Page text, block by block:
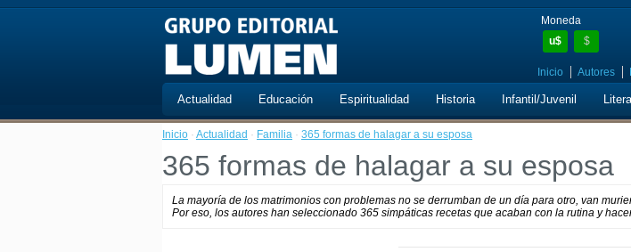
Moneda
u$
$
Inicio Autores
Actualidad Educación Espiritualidad Historia Infantil/Juvenil
Inicio · Actualidad · Familia · 365 formas de halagar a su esposa
365 formas de halagar a su esposa
La mayoría de los matrimonios con problemas no se derrumban de un día para otro, van
Por eso, los autores han seleccionado 365 simpáticas recetas que acaban con la rutina y